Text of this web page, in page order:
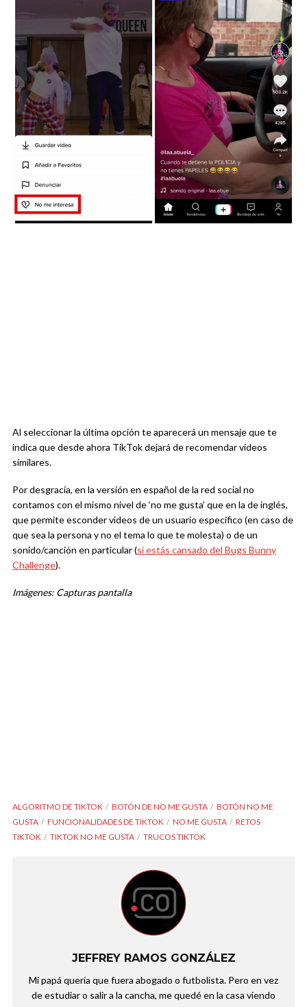
Al seleccionar la última opción te aparecerá un mensaje que te
indica que desde ahora TikTok dejará de recomendar videos
similares.
Por desgracia, en la versión en español de la red social no
contamos con el mismo nivel de ‘no me gusta’ que en la de inglés,
que permite esconder videos de un usuario especifico (en caso de
que sea la persona y no el tema lo que te molesta) o de un
sonido/canción en particular (si estás cansado del Bugs Bunny
Challenge).
Imágenes: Capturas pantalla
ALGORITMO DE TIKTOK BOTÓN DE NO ME GUSTA
BOTÓN NO ME
GUSTA
FUNCIONALIDADES DE TIKTOK NO ME GUSTA
RETOS
TIKTOK
TIKTOK NO ME GUSTA TRUCOS TIKTOK
JEFFREY RAMOS GONZÁLEZ
Mi papá quería que fuera abogado o futbolista. Pero en vez
de estudiar o salir a la cancha, me quedé en la casa viendo